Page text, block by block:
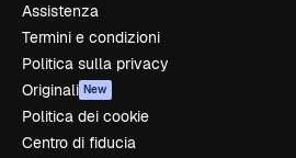
Assistenza
Termini e condizioni
Politica sulla privacy
Originali New
Politica dei cookie
Centro di fiducia